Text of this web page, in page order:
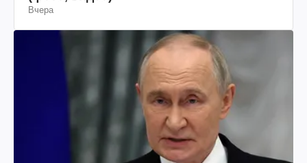
(фото, видео)